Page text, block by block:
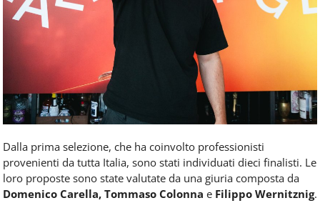
Dalla prima selezione, che ha coinvolto professionisti
provenienti da tutta Italia, sono stati individuati dieci finalisti. Le
loro proposte sono state valutate da una giuria composta da
Domenico Carella, Tommaso Colonna e Filippo Wernitznig.